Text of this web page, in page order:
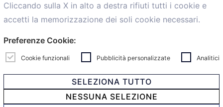
Informazioni Ex L. 124/2017
News
personalCaf
Cliccando sulla X in alto a destra rifiuti tutti i cookie e
accetti la memorizzazione dei soli cookie necessari.
Preferenze Cookie:
Cookie funzionali Pubblicità personalizzate Analitici
SELEZIONA TUTTO
NESSUNA SELEZIONE